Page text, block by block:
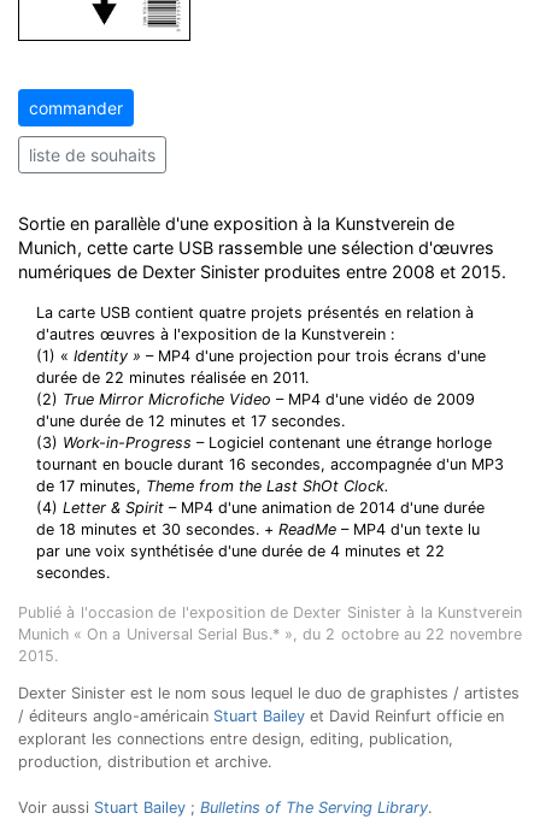
commander
liste de souhaits
Sortie en parallèle d'une exposition à la Kunstverein de
Munich, cette carte USB rassemble une sélection d'œuvres
numériques de Dexter Sinister produites entre 2008 et 2015.
La carte USB contient quatre projets présentés en relation à
d'autres œuvres à l'exposition de la Kunstverein :
(1) « Identity » – MP4 d'une projection pour trois écrans d'une
durée de 22 minutes réalisée en 2011.
(2) True Mirror Microfiche Video – MP4 d'une vidéo de 2009
d'une durée de 12 minutes et 17 secondes.
(3) Work-in-Progress – Logiciel contenant une étrange horloge
tournant en boucle durant 16 secondes, accompagnée d'un MP3
de 17 minutes, Theme from the Last ShOt Clock.
(4) Letter & Spirit – MP4 d'une animation de 2014 d'une durée
de 18 minutes et 30 secondes. + ReadMe – MP4 d'un texte lu
par une voix synthétisée d'une durée de 4 minutes et 22
secondes.
Publié à l'occasion de l'exposition de Dexter Sinister à la Kunstverein
Munich « On a Universal Serial Bus.* », du 2 octobre au 22 novembre
2015.
Dexter Sinister est le nom sous lequel le duo de graphistes / artistes
/ éditeurs anglo-américain Stuart Bailey et David Reinfurt officie en
explorant les connections entre design, editing, publication,
production, distribution et archive.
Voir aussi Stuart Bailey ; Bulletins of The Serving Library.